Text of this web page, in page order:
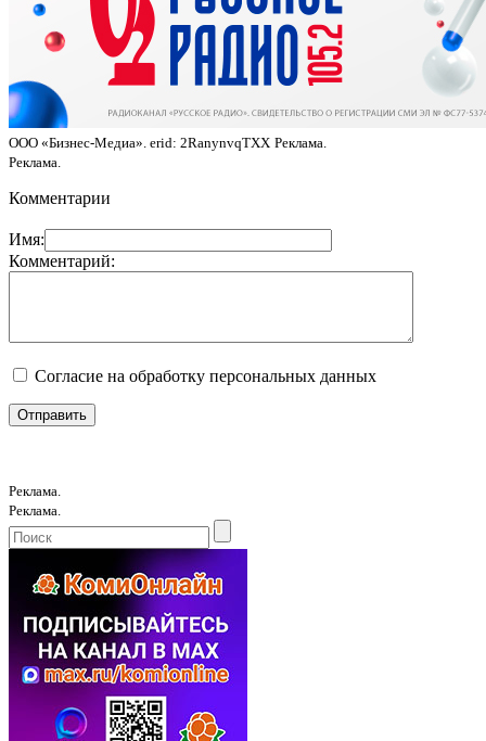
ООО «Бизнес-Медиа». erid: 2RanynvqTXX Реклама.
Реклама.
Комментарии
Имя:
Комментарий:
Согласие на обработку персональных данных
Реклама.
Реклама.